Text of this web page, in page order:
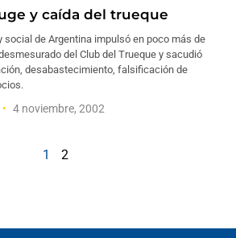
y caída del trueque
social de Argentina impulsó en poco más de
del Club del Trueque y sacudió
desabastecimiento, falsificación de
4 noviembre, 2002
1 2